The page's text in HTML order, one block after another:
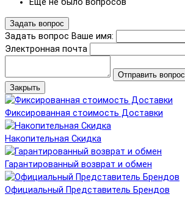
Еще не было вопросов
Задать вопрос
Задать вопрос Ваше имя:
Электронная почта
Отправить вопрос
Закрыть
Фиксированная стоимость Доставки
Накопительная Скидка
Гарантированный возврат и обмен
Официальный Представитель Брендов